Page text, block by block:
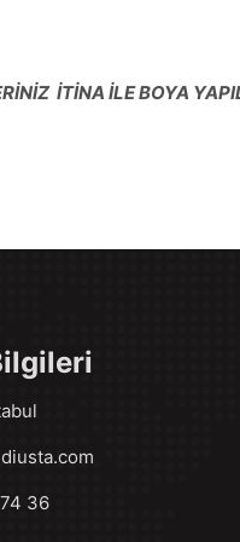
İTİNA İLE BOYA
36